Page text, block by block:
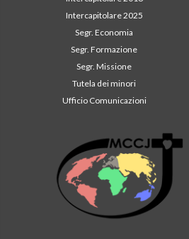
Intercapitolare 2025
Segr. Economia
Segr. Formazione
Segr. Missione
Tutela dei minori
Ufficio Comunicazioni